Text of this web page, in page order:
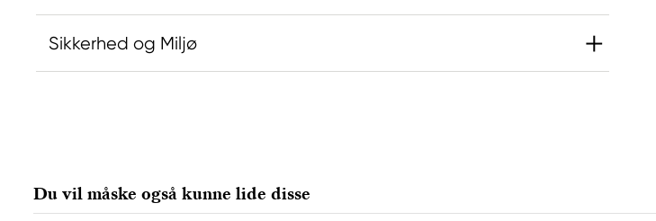
Sikkerhed og Miljø
65205 Wiesbaden, Germany
export@holtz-gmbh.de
Du vil måske også kunne lide disse